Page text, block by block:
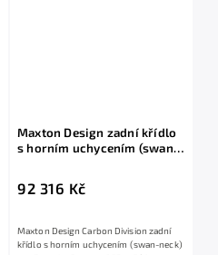
Maxton Design zadní křídlo
s horním uchycením (swan-
92 316 Kč
Maxton Design Carbon Division zadní
křídlo s horním uchycením (swan-neck)